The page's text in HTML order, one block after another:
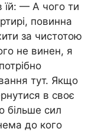
їй: — А чого ти
повинна
за чистотою
не винен, я
тут. Якщо
в своє
більше сил
до кого